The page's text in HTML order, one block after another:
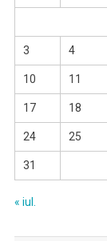
3 4
10 11
17 18
24 25
31
« iul.